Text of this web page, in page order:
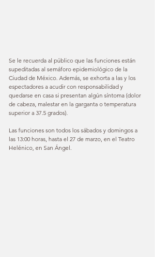
Se le recuerda al público que las funciones están
supeditadas al semáforo epidemiológico de la
Ciudad de México. Además, se exhorta a las y los
espectadores a acudir con responsabilidad y
quedarse en casa si presentan algún síntoma (dolor
de cabeza, malestar en la garganta o temperatura
superior a 37.5 grados).
Las funciones son todos los sábados y domingos a
las 13:00 horas, hasta el 27 de marzo, en el Teatro
Helénico, en San Ángel.